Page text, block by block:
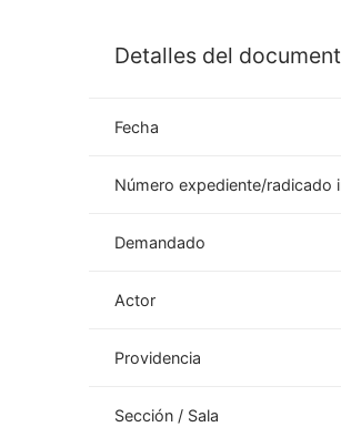
Detalles del
Fecha
Número expediente/radicado
Demandado
Actor
Providencia
Sección / Sala